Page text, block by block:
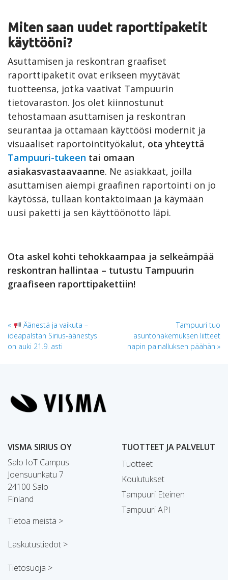
Miten saan uudet raporttipaketit
käyttööni?
Asuttamisen ja reskontran graafiset
raporttipaketit ovat erikseen myytävät
tuotteensa, jotka vaativat Tampuurin
tietovaraston. Jos olet kiinnostunut
tehostamaan asuttamisen ja reskontran
seurantaa ja ottamaan käyttöösi modernit ja
visuaaliset raportointityökalut, ota yhteyttä
Tampuuri-tukeen tai omaan
asiakasvastaavaanne. Ne asiakkaat, joilla
asuttamisen aiempi graafinen raportointi on jo
käytössä, tullaan kontaktoimaan ja käymään
uusi paketti ja sen käyttöönotto läpi.
Ota askel kohti tehokkaampaa ja selkeämpää
reskontran hallintaa – tutustu Tampuurin
graafiseen raporttipakettiin!
Artikkelien
selaus
Äänestä ja vaikuta –
ideapalstan Sirius-äänestys
on auki 21.9. asti
Tampuuri tuo
asuntohakemuksen liitteet
napin painalluksen päähän
VISMA SIRIUS OY
Salo IoT Campus
Joensuunkatu 7
24100 Salo
Finland
Tietoa meistä >
Laskutustiedot >
Tietosuoja >
TUOTTEET JA PALVELUT
Tuotteet
Koulutukset
Tampuuri Eteinen
Tampuuri API